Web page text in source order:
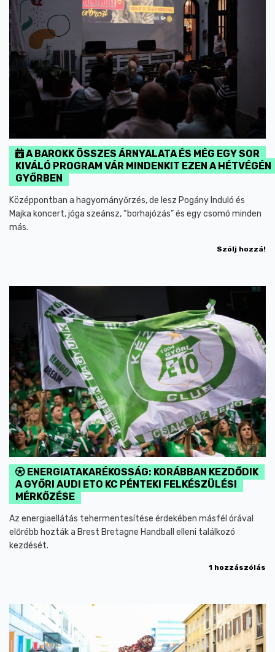
A BAROKK ÖSSZES ÁRNYALATA ÉS MÉG EGY SOR
KIVÁLÓ PROGRAM VÁR MINDENKIT EZEN A HÉTVÉGÉN
GYŐRBEN
Középpontban a hagyományőrzés, de lesz Pogány Induló és
Majka koncert, jóga szeánsz, “borhajózás” és egy csomó minden
más.
Szólj hozzá!
ENERGIATAKARÉKOSSÁG: KORÁBBAN KEZDŐDIK
A GYŐRI AUDI ETO KC PÉNTEKI FELKÉSZÜLÉSI
MÉRKŐZÉSE
Az energiaellátás tehermentesítése érdekében másfél órával
előrébb hozták a Brest Bretagne Handball elleni találkozó
kezdését.
1 hozzászólás